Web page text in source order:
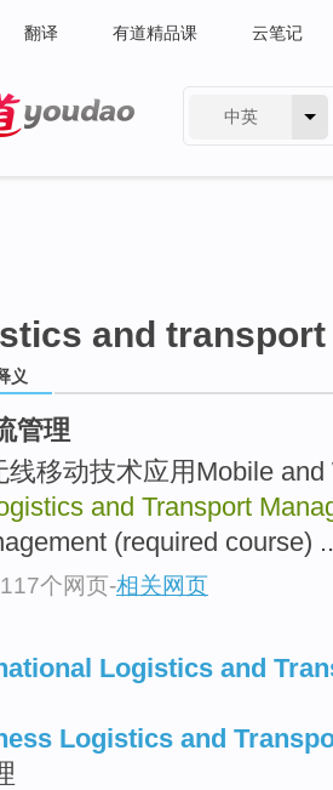
翻译 有道精品课 云笔记
中英
and
义
管理
线移动技术应用Mobile
and Transport
(required course)
个网页-相关网页
Logistics and
Logistics and